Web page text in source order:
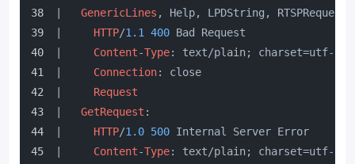
GenericLines , Help, LPDString,
HTTP/1.1 400 Bad Request
Content-Type: text/plain; charset=utf-8
Connection: close
Request
GetRequest :
HTTP/1.0 500 Internal Server Error
Content-Type: text/plain; charset=utf-8